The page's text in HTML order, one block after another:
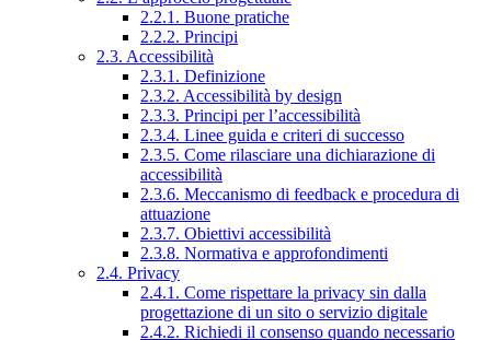
2.2.1. Buone pratiche
2.2.2. Principi
2.3. Accessibilità
2.3.1. Definizione
2.3.2. Accessibilità by design
2.3.3. Principi per l’accessibilità
2.3.4. Linee guida e criteri di successo
2.3.5. Come rilasciare una dichiarazione di
accessibilità
2.3.6. Meccanismo di feedback e procedura di
attuazione
2.3.7. Obiettivi accessibilità
2.3.8. Normativa e approfondimenti
2.4. Privacy
2.4.1. Come rispettare la privacy sin dalla
progettazione di un sito o servizio digitale
2.4.2. Richiedi il consenso quando necessario